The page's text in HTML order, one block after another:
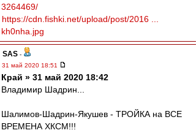
3264469/
https://cdn.fishki.net/upload/post/2016 ...
kh0nha.jpg
SAS -
31 май 2020 18:51
Край » 31 май 2020 18:42
Владимир Шадрин...
Шалимов-Шадрин-Якушев - ТРОЙКА на ВСЕ
ВРЕМЕНА ХКСМ!!!